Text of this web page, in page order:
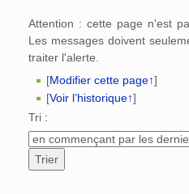
Attention : cette page n'est
Les messages doivent
traiter l'alerte.
[Modifier cette page↑]
[Voir l’historique↑]
Tri :